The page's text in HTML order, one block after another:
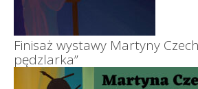
Finisaż wystawy Martyny
pędzlarka”